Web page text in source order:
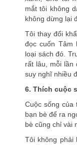
mắt tôi không
không dừng lại
Tôi thay đổi
đọc cuốn Tâm
loại sách đó.
rất lâu, mỗi lần
suy nghĩ nhiều
6. Thích cuộc
Cuộc sống của
bạn bè để ra
bè cũng chỉ vài
Tôi không phải